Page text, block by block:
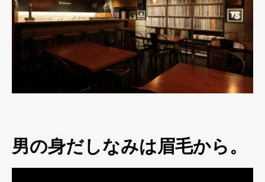
男の身だしなみは眉毛から。